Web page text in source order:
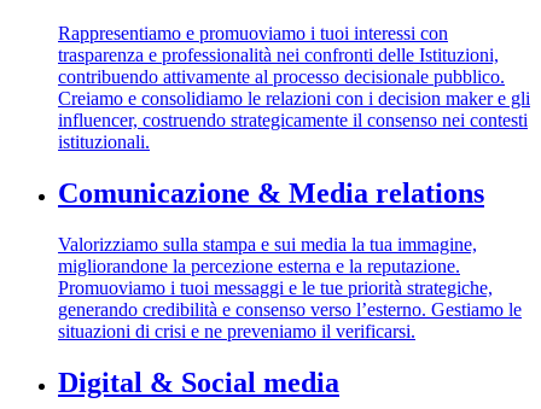
Rappresentiamo e promuoviamo i tuoi interessi con
trasparenza e professionalità nei confronti delle Istituzioni,
contribuendo attivamente al processo decisionale pubblico.
Creiamo e consolidiamo le relazioni con i decision maker e gli
influencer, costruendo strategicamente il consenso nei contesti
istituzionali.
Comunicazione & Media relations
Valorizziamo sulla stampa e sui media la tua immagine,
migliorandone la percezione esterna e la reputazione.
Promuoviamo i tuoi messaggi e le tue priorità strategiche,
generando credibilità e consenso verso l’esterno. Gestiamo le
situazioni di crisi e ne preveniamo il verificarsi.
Digital & Social media